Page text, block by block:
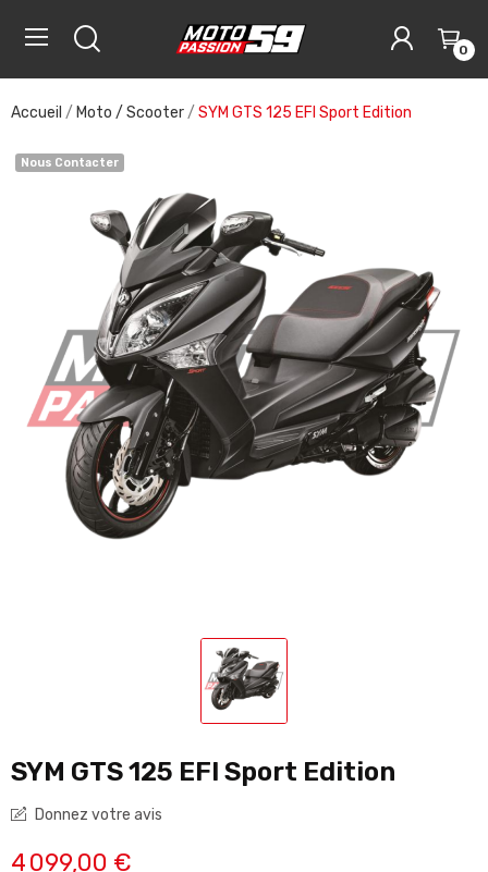
0
Accueil Moto / Scooter SYM GTS 125 EFI Sport Edition
Nous Contacter
SYM GTS 125 EFI Sport Edition
Donnez votre avis
4 099,00 €